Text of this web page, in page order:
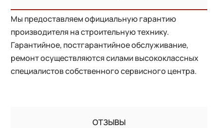
Мы предоставляем официальную гарантию
производителя на строительную технику.
Гарантийное, постгарантийное обслуживание,
ремонт осуществляются силами высококлассных
специалистов собственного сервисного центра.
ОТЗЫВЫ